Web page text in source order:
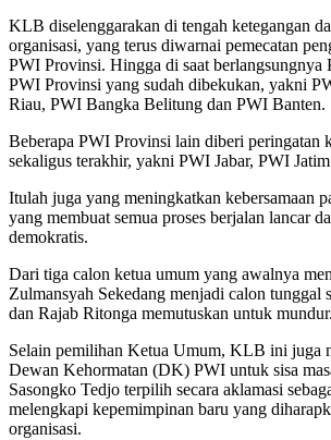
KLB diselenggarakan di tengah ketegangan
organisasi, yang terus diwarnai pemecatan
PWI Provinsi. Hingga di saat berlangsungnya
PWI Provinsi yang sudah dibekukan, yakni
Riau, PWI Bangka Belitung dan PWI Banten.
Beberapa PWI Provinsi lain diberi peringatan
sekaligus terakhir, yakni PWI Jabar, PWI
Itulah juga yang meningkatkan kebersamaan
yang membuat semua proses berjalan lancar
demokratis.
Dari tiga calon ketua umum yang awalnya
Zulmansyah Sekedang menjadi calon tunggal
dan Rajab Ritonga memutuskan untuk mundur.
Selain pemilihan Ketua Umum, KLB ini juga
Dewan Kehormatan (DK) PWI untuk sisa
Sasongko Tedjo terpilih secara aklamasi
melengkapi kepemimpinan baru yang
organisasi.